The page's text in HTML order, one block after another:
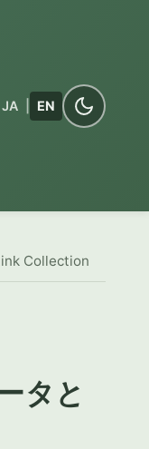
JA EN
Collection
タと